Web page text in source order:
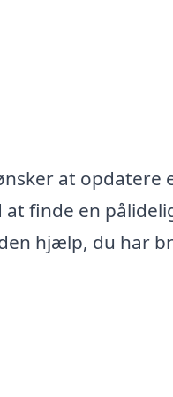
at opdatere
finde en
hjælp, du har